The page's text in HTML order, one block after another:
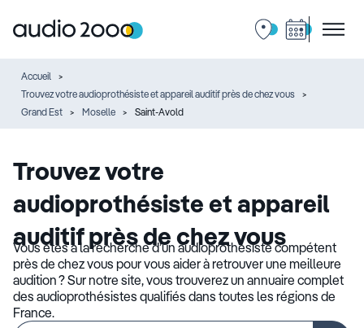
Accueil
Trouvez votre audioprothésiste et appareil auditif près de chez vous
Grand Est
Moselle Saint-Avold
Trouvez votre
audioprothésiste et appareil
auditif près de chez vous
Vous êtes à la recherche d’un audioprothésiste compétent
près de chez vous pour vous aider à retrouver une meilleure
audition ? Sur notre site, vous trouverez un annuaire complet
des audioprothésistes qualifiés dans toutes les régions de
France.